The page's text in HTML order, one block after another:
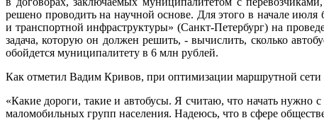
решено проводить на научной основе. Для этого в начале
и транспортной инфраструктуры» (Санкт-Петербург) на
задача, которую он должен решить, - вычислить, сколько
обойдется муниципалитету в 6 млн рублей.
Как отметил Вадим Кривов, при оптимизации маршрутной сети
«Какие дороги, такие и автобусы. Я считаю, что начать нужно
маломобильных групп населения. Надеюсь, что в сфере